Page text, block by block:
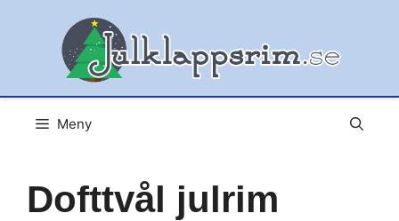
Meny
Dofttvål julrim